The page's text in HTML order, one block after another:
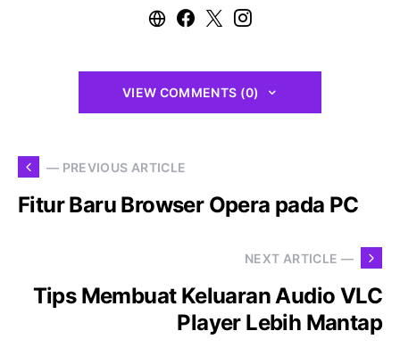
VIEW COMMENTS (0)
— PREVIOUS ARTICLE
Fitur Baru Browser Opera pada PC
NEXT ARTICLE —
Tips Membuat Keluaran Audio VLC
Player Lebih Mantap